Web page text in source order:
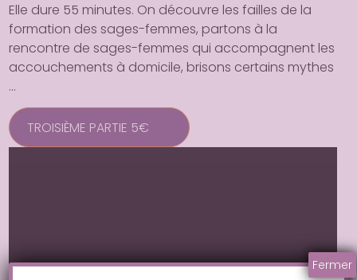
Elle dure 55 minutes. On découvre les failles de la
formation des sages-femmes, partons à la
rencontre de sages-femmes qui accompagnent les
accouchements à domicile, brisons certains mythes
…
TROISIÈME PARTIE 5€
Fermer